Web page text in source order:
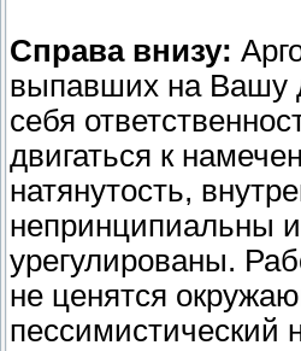
Справа внизу:
выпавших на Вашу
себя
двигаться к
натянутость,
непринципиальны
урегулированы.
не ценятся
пессимистический